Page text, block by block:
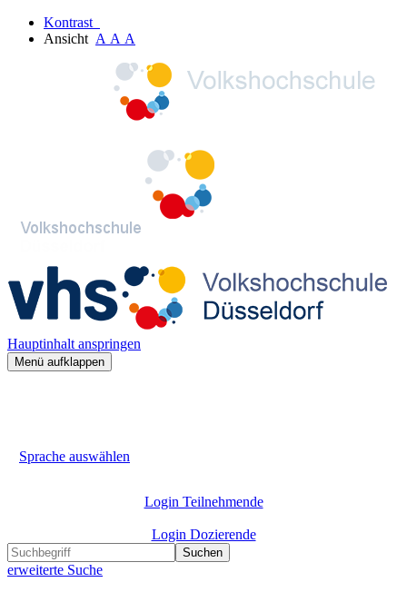
Kontrast
Ansicht A A A
Hauptinhalt anspringen
Menü aufklappen
Sprache auswählen
Login Teilnehmende
Login Dozierende
Suchen
erweiterte Suche